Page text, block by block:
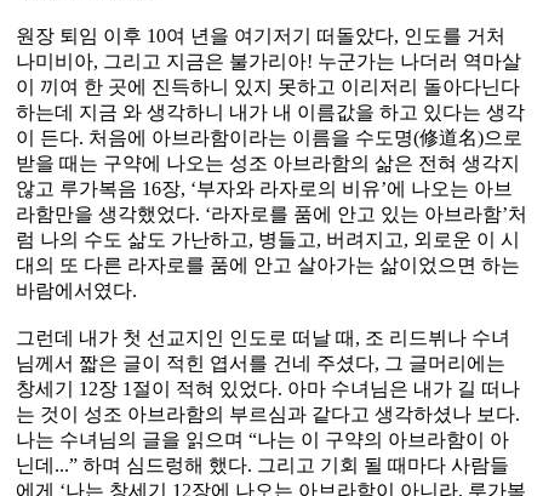
원장 퇴임 이후 10여 년을 여기저기 떠돌았다, 인도를 거처
나미비아, 그리고 지금은 불가리아! 누군가는 나더러 역마살
이 끼여 한 곳에 진득하니 있지 못하고 이리저리 돌아다닌다
하는데 지금 와 생각하니 내가 내 이름값을 하고 있다는 생각
이 든다. 처음에 아브라함이라는 이름을 수도명(修道名)으로
받을 때는 구약에 나오는 성조 아브라함의 삶은 전혀 생각지
않고 루가복음 16장, ‘부자와 라자로의 비유’에 나오는 아브
라함만을 생각했었다. ‘라자로를 품에 안고 있는 아브라함’처
럼 나의 수도 삶도 가난하고, 병들고, 버려지고, 외로운 이 시
대의 또 다른 라자로를 품에 안고 살아가는 삶이었으면 하는
바람에서였다.
그런데 내가 첫 선교지인 인도로 떠날 때, 조 리드뷔나 수녀
님께서 짧은 글이 적힌 엽서를 건네 주셨다, 그 글머리에는
창세기 12장 1절이 적혀 있었다. 아마 수녀님은 내가 길 떠나
는 것이 성조 아브라함의 부르심과 같다고 생각하셨나 보다.
나는 수녀님의 글을 읽으며 “나는 이 구약의 아브라함이 아
닌데...” 하며 심드렁해 했다. 그리고 기회 될 때마다 사람들
에게 ‘나는 창세기 12장에 나오는 아브라함이 아니라, 루가복